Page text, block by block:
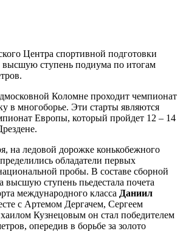
Центра спортивной подготовки
ступень подиума по итогам
Коломне проходит чемпионат
в многоборье. Эти старты являются
Европы, который пройдет 12 – 14
на ледовой дорожке конькобежного
обладатели первых
пробы. В составе сборной
высшую ступень пьедестала почета
международного класса Даниил
с Артемом Дергачем, Сергеем
Кузнецовым он стал победителем
опередив в борьбе за золото